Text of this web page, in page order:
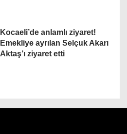
Kocaeli’de anlamlı ziyaret!
Emekliye ayrılan Selçuk Akarı
Aktaş’ı ziyaret etti